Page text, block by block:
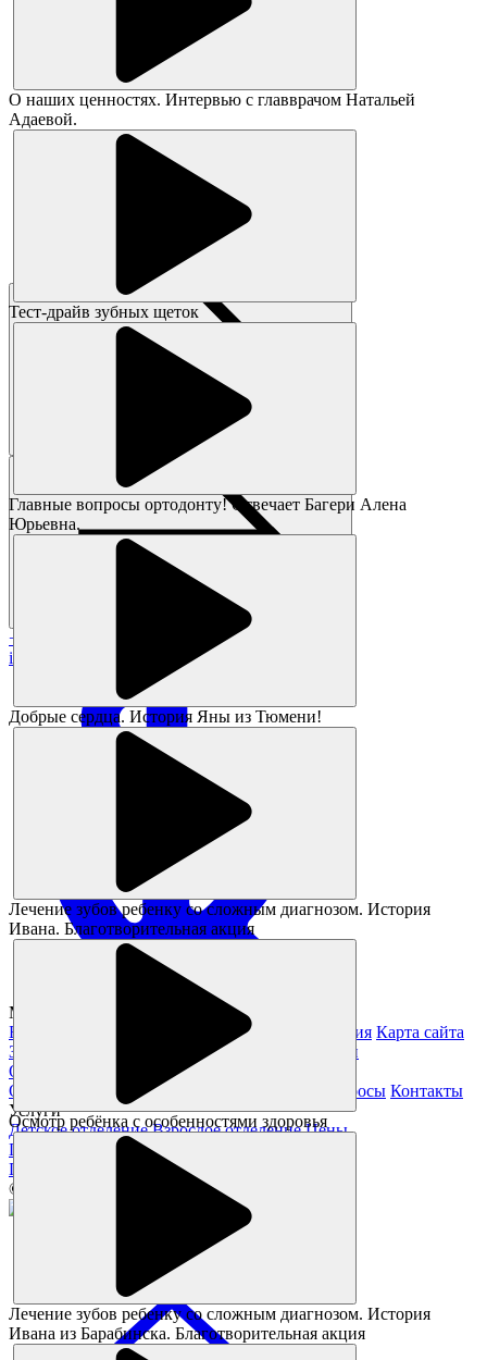
О наших ценностях. Интервью с главврачом Натальей
Адаевой.
Тест-драйв зубных щеток
Главные вопросы ортодонту! Отвечает Багери Алена
Юрьевна.
Добрые сердца. История Яны из Тюмени!
Лечение зубов ребенку со сложным диагнозом. История
Ивана. Благотворительная акция
Осмотр ребёнка с особенностями здоровья
Лечение зубов ребенку со сложным диагнозом. История
Ивана из Барабинска. Благотворительная акция
+7 383 373-05-05
info@magikids.ru
Magickids Новосибирск, 2026
Благотворительность
Юридическая информация Карта сайта
Заявление на получение справки из налоговой
О нас
О клинике
Специалисты Частые вопросы Контакты
Услуги
Детское отделение Взрослое отделение Цены
Полезное
Памятка пациента
Статьи
© Все права защищены.